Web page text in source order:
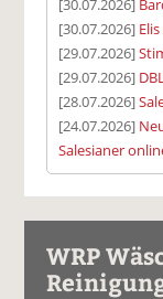
[30.07.2026]
[30.07.2026]
[29.07.2026]
[29.07.2026]
[28.07.2026]
[24.07.2026]
Salesianer
WRP